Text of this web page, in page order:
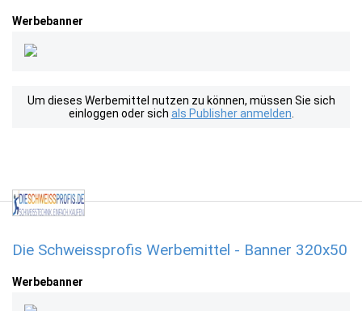
Werbebanner
Um dieses Werbemittel nutzen zu können, müssen Sie sich
einloggen oder sich als Publisher anmelden
Die Schweissprofis Werbemittel - Banner 320x50
Werbebanner